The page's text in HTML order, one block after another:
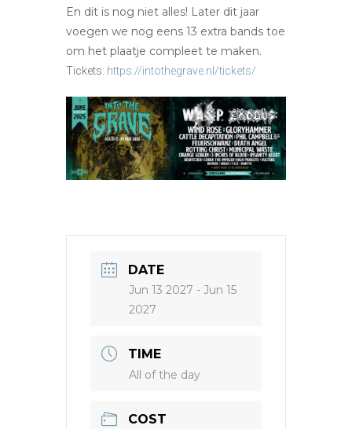
En dit is nog niet alles! Later dit jaar
voegen we nog eens 13 extra bands toe
om het plaatje compleet te maken.
Tickets: https://intothegrave.nl/tickets/
DATE
Jun 13 2027 - Jun 15
2027
TIME
All of the day
COST